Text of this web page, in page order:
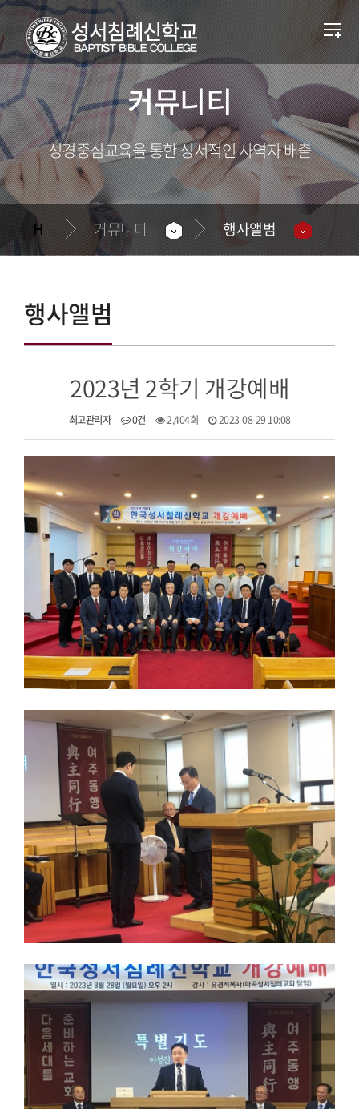
커뮤니티
성경중심교육을 통한 성서적인 사역자 배출
커뮤니티 행사앨범
행사앨범
2023년 2학기 개강예배
최고관리자 0건 2,404회 2023-08-29 10:08